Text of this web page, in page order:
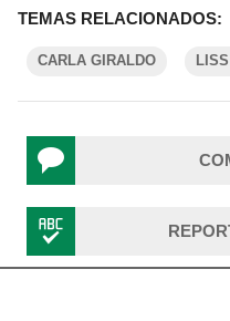
TEMAS RELACIONADOS:
CARLA GIRALDO